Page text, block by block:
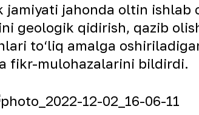
jamiyati jahonda oltin
geologik qidirish, qazib
to‘liq amalga
fikr-mulohazalarini bildirdi.